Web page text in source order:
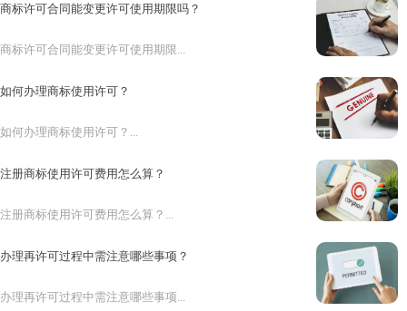
商标许可合同能变更许可使用期限吗？
商标许可合同能变更许可使用期限...
如何办理商标使用许可？
如何办理商标使用许可？...
注册商标使用许可费用怎么算？
注册商标使用许可费用怎么算？...
办理再许可过程中需注意哪些事项？
办理再许可过程中需注意哪些事项...